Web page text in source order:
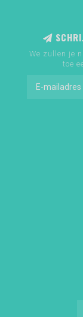
We zullen je
toe